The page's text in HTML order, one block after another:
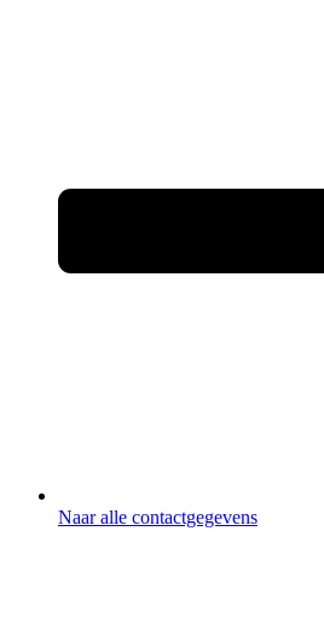
Naar alle contactgegevens